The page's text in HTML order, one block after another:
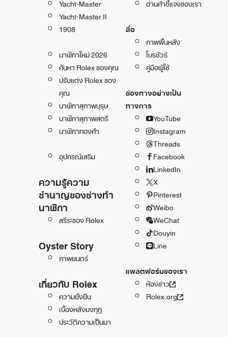
Yacht-Master II
1908
นาฬิกาใหม่ 2026
ค้นหา Rolex ของคุณ
ปรับแต่ง Rolex ของ
คุณ
นาฬิกาสุภาพบุรุษ
นาฬิกาสุภาพสตรี
นาฬิกาทองคำ
อุปกรณ์เสริม
ความรู้ความ
ชำนาญของช่างทำ
นาฬิกา
สรีระของ Rolex
Oyster Story
ภาพยนตร์
เกี่ยวกับ Rolex
ความยั่งยืน
เบื้องหลังมงกุฎ
ประวัติความเป็นมา
สื่อ
ภาพพื้นหลัง
โบรชัวร์
คู่มือผู้ใช้
ช่องทางอย่างเป็น
ทางการ
YouTube
Instagram
Threads
Facebook
LinkedIn
X
Pinterest
Weibo
WeChat
Douyin
Line
แพลตฟอร์มของเรา
ห้องข่าว
Rolex.org